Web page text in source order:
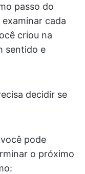
passo do
cada
criou na
sentido e
decidir se
pode
o próximo